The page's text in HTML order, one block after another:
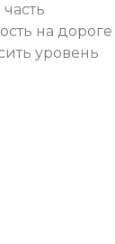
на дороге
уровень